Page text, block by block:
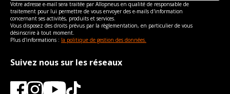
Votre adresse e-mail sera traitée par Allopneus en qualité de responsable de
traitement pour lui permettre de vous envoyer des e-mails d'information
concernant ses activités, produits et services.
Vous disposez des droits prévus par la règlementation, en particulier de vous
désinscrire à tout moment.
Plus d'informations : la politique de gestion des données.
Suivez nous sur les réseaux